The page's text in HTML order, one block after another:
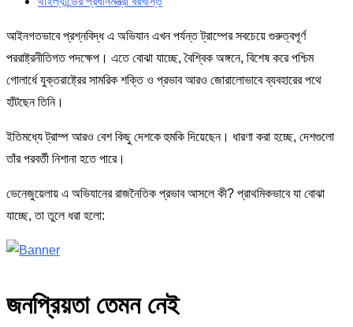
আইনগতভাবে প্রশ্নবিদ্ধ এ অভিযান এখন পর্যন্ত ট্রাম্পের সবচেয়ে গুরুত্বপূর্ণ
পররাষ্ট্রনীতিগত পদক্ষেপ। এতে বোঝা যাচ্ছে, বৈশ্বিক অঙ্গনে, বিশেষ করে পশ্চিম
গোলার্ধে যুক্তরাষ্ট্রের সামরিক শক্তি ও প্রভাব আরও জোরালোভাবে ব্যবহারের পথে
হাঁটছেন তিনি।
ইতিমধ্যে ট্রাম্প আরও বেশ কিছু দেশকে হুমকি দিয়েছেন। ধারণা করা হচ্ছে, দেশগুলো
তাঁর পরবর্তী নিশানা হতে পারে।
ভেনেজুয়েলায় এ অভিযানের রাজনৈতিক প্রভাব আসলে কী? প্রাথমিকভাবে যা বোঝা
যাচ্ছে, তা তুলে ধরা হলো:
জনপ্রিয়তা তেমন নেই